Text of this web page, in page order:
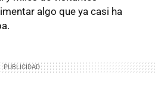
algo que ya casi ha